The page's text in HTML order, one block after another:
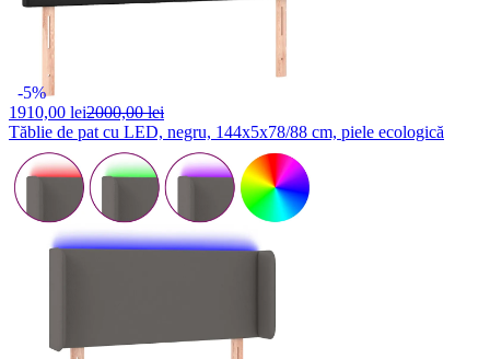
-5%
1910,00 lei2000,00 lei
Tăblie de pat cu LED, negru, 144x5x78/88 cm, piele ecologică